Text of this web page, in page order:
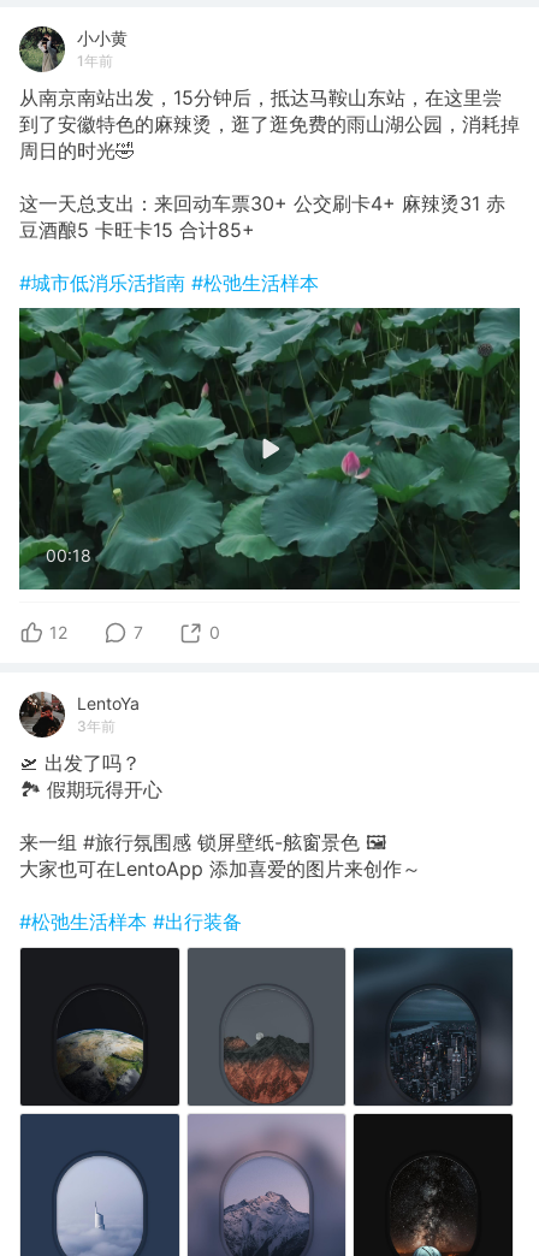
小小黄
1年前
从南京南站出发，15分钟后，抵达马鞍山东站，在这里尝
到了安徽特色的麻辣烫，逛了逛免费的雨山湖公园，消耗掉
周日的时光🤣
这一天总支出：来回动车票30+ 公交刷卡4+ 麻辣烫31 赤
豆酒酿5 卡旺卡15 合计85+
#城市低消乐活指南 #松弛生活样本
00:18
12 7 0
LentoYa
3年前
🛫 出发了吗？
🏞 假期玩得开心
来一组 #旅行氛围感 锁屏壁纸-舷窗景色 🖼
大家也可在LentoApp 添加喜爱的图片来创作～
#松弛生活样本 #出行装备